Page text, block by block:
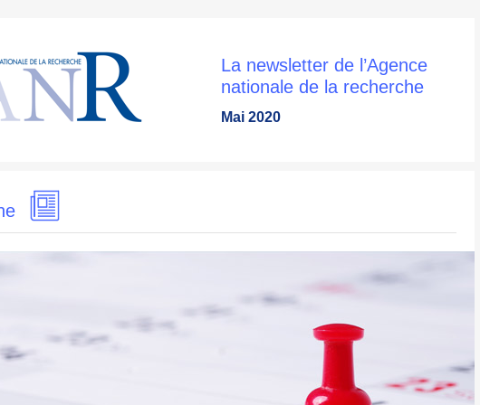
La newsletter de l’Agence
nationale de la recherche
Mai 2020